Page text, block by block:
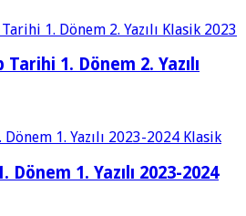
Tarihi 1. Dönem 2. Yazılı
Dönem 1. Yazılı 2023-2024